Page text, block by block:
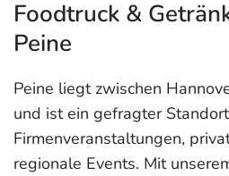
Foodtruck &
Peine
Peine liegt zwischen
und ist ein gefragter
Firmenveranstaltungen,
regionale Events. Mit